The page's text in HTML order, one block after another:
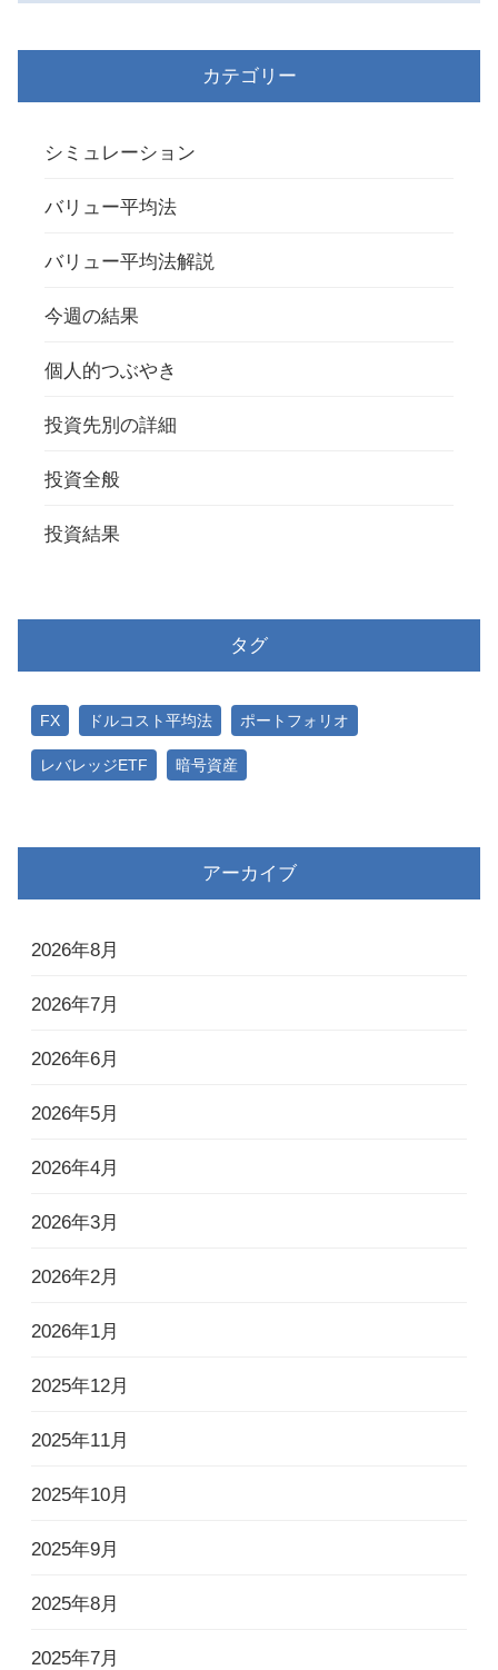
カテゴリー
シミュレーション
バリュー平均法
バリュー平均法解説
今週の結果
個人的つぶやき
投資先別の詳細
投資全般
投資結果
タグ
FX ドルコスト平均法 ポートフォリオ
レバレッジETF 暗号資産
アーカイブ
2026年8月
2026年7月
2026年6月
2026年5月
2026年4月
2026年3月
2026年2月
2026年1月
2025年12月
2025年11月
2025年10月
2025年9月
2025年8月
2025年7月